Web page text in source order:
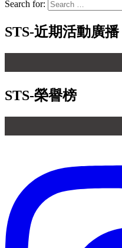
Search for:
STS-近期活動廣播
STS-榮譽榜